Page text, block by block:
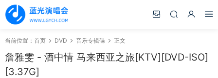
当前位置： 首页 DVD 音乐专辑碟 正文
詹雅雯 - 酒中情 马来西亚之旅[KTV][DVD-ISO]
[3.37G]